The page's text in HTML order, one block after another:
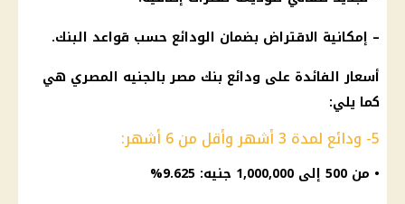
– إمكانية الاقتراض بضمان الودائع حسب قواعد البنك.
أسعار الفائدة على ودائع بنك مصربالجنيه المصري هي
كما يلي:
5- ودائع لمدة 3 أشهر وأقل من 6 أشهر:
• من 500 إلى 1,000,000 جنيه: 9.625%